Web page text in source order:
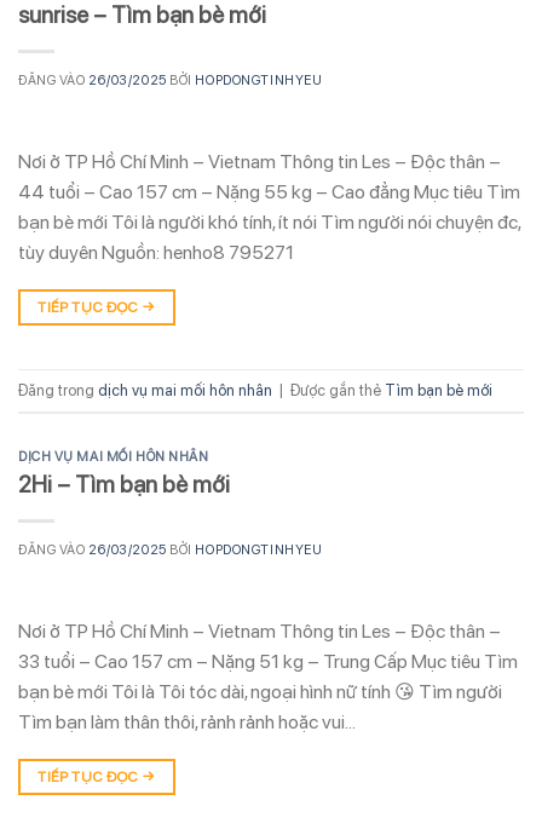
sunrise – Tìm bạn bè mới
ĐĂNG VÀO 26/03/2025 BỞI HOPDONGTINHYEU
Nơi ở TP Hồ Chí Minh – Vietnam Thông tin Les – Độc thân –
44 tuổi – Cao 157 cm – Nặng 55 kg – Cao đẳng Mục tiêu Tìm
bạn bè mới Tôi là người khó tính, ít nói Tìm người nói chuyện đc,
tùy duyên Nguồn: henho8 795271
TIẾP TỤC ĐỌC →
Đăng trong dịch vụ mai mối hôn nhân | Được gắn thẻ Tìm bạn bè mới
DỊCH VỤ MAI MỐI HÔN NHÂN
2Hi – Tìm bạn bè mới
ĐĂNG VÀO 26/03/2025 BỞI HOPDONGTINHYEU
Nơi ở TP Hồ Chí Minh – Vietnam Thông tin Les – Độc thân –
33 tuổi – Cao 157 cm – Nặng 51 kg – Trung Cấp Mục tiêu Tìm
bạn bè mới Tôi là Tôi tóc dài, ngoại hình nữ tính 😘 Tìm người
Tìm bạn làm thân thôi, rảnh rảnh hoặc vui…
TIẾP TỤC ĐỌC →